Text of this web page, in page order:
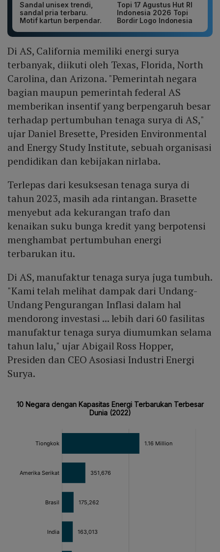
Sandal unisex trendi,
sandal pria terbaru.
Motif kartun berpendar.
Topi 17 Agustus Hut RI
Indonesia 2026 Topi
Bordir Logo Indonesia
Di AS, California memiliki energi surya
terbanyak, diikuti oleh Texas, Florida, North
Carolina, dan Arizona. "Pemerintah negara
bagian maupun pemerintah federal AS
memberikan insentif yang berpengaruh besar
terhadap pertumbuhan tenaga surya di AS,"
ujar Daniel Bresette, Presiden Environmental
and Energy Study Institute, sebuah organisasi
pendidikan dan kebijakan nirlaba.
Terlepas dari kesuksesan tenaga surya di
tahun 2023, masih ada rintangan. Brasette
menyebut ada kekurangan trafo dan
kenaikan suku bunga kredit yang berpotensi
menghambat pertumbuhan energi
terbarukan itu.
Di AS, manufaktur tenaga surya juga tumbuh.
"Kami telah melihat dampak dari Undang-
Undang Pengurangan Inflasi dalam hal
mendorong investasi ... lebih dari 60 fasilitas
manufaktur tenaga surya diumumkan selama
tahun lalu," ujar Abigail Ross Hopper,
Presiden dan CEO Asosiasi Industri Energi
Surya.